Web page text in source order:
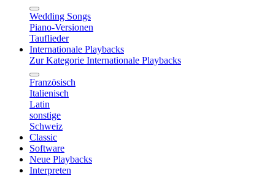
Wedding Songs
Piano-Versionen
Tauflieder
Internationale Playbacks
Zur Kategorie Internationale Playbacks
Französisch
Italienisch
Latin
sonstige
Schweiz
Classic
Software
Neue Playbacks
Interpreten